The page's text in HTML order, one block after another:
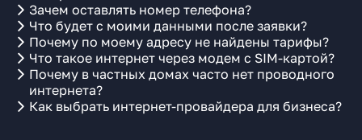
Зачем оставлять номер телефона?
Что будет с моими данными после заявки?
Почему по моему адресу не найдены тарифы?
Что такое интернет через модем с SIM-картой?
Почему в частных домах часто нет проводного
интернета?
Как выбрать интернет-провайдера для бизнеса?